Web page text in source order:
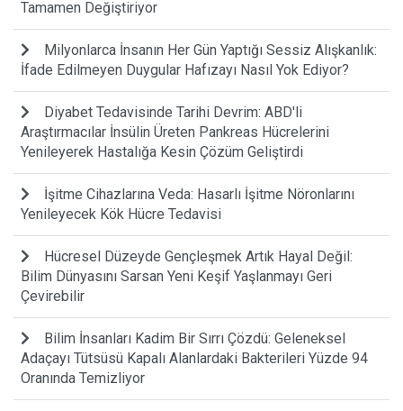
Tamamen Değiştiriyor
Milyonlarca İnsanın Her Gün Yaptığı Sessiz Alışkanlık:
İfade Edilmeyen Duygular Hafızayı Nasıl Yok Ediyor?
Diyabet Tedavisinde Tarihi Devrim: ABD'li
Araştırmacılar İnsülin Üreten Pankreas Hücrelerini
Yenileyerek Hastalığa Kesin Çözüm Geliştirdi
İşitme Cihazlarına Veda: Hasarlı İşitme Nöronlarını
Yenileyecek Kök Hücre Tedavisi
Hücresel Düzeyde Gençleşmek Artık Hayal Değil:
Bilim Dünyasını Sarsan Yeni Keşif Yaşlanmayı Geri
Çevirebilir
Bilim İnsanları Kadim Bir Sırrı Çözdü: Geleneksel
Adaçayı Tütsüsü Kapalı Alanlardaki Bakterileri Yüzde 94
Oranında Temizliyor